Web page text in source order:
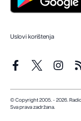
Uslovi korištenja
© Copyright 2005. - 2026.
Sva prava zadržana.